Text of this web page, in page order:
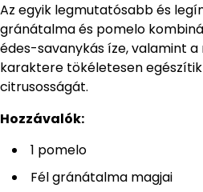
Az egyik legmutatósabb és
gránátalma és pomelo
édes-savanykás íze, valamint
karaktere tökéletesen
citrusosságát.
Hozzávalók:
1 pomelo
Fél gránátalma magjai